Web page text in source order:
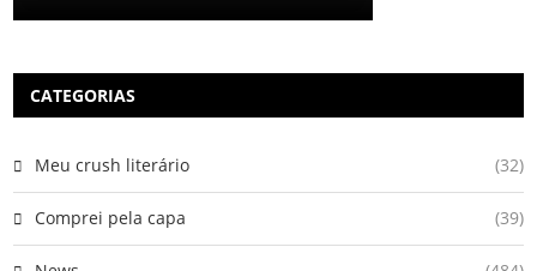
CATEGORIAS
Meu crush literário (32)
Comprei pela capa (39)